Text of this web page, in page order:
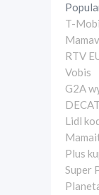
T-
RTV
Vobis
G2A
Lidl
Plus
Super